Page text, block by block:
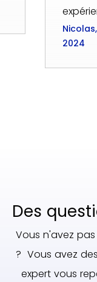
2024
Des
Vous n'avez
? Vous avez
expert vous